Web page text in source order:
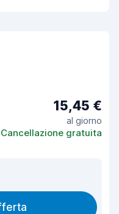
15,45 €
al giorno
Cancellazione gratuita